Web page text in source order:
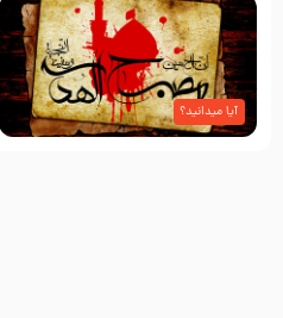
آیا میدانید؟